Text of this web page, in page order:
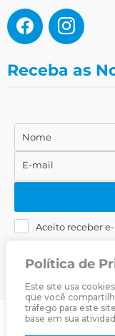
Política de
Este site usa
que você
tráfego para este
base em sua
Receba as
Nome
Nome
E-
mail
E-mail
Aceito receber
Livraria